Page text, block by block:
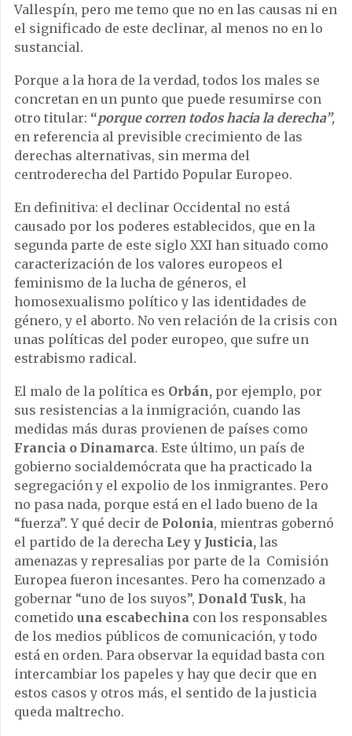
Vallespín, pero me temo que no en las causas ni en
el significado de este declinar, al menos no en lo
sustancial.
Porque a la hora de la verdad, todos los males se
concretan en un punto que puede resumirse con
otro titular: “porque corren todos hacia la derecha”,
en referencia al previsible crecimiento de las
derechas alternativas, sin merma del
centroderecha del Partido Popular Europeo.
En definitiva: el declinar Occidental no está
causado por los poderes establecidos, que en la
segunda parte de este siglo XXI han situado como
caracterización de los valores europeos el
feminismo de la lucha de géneros, el
homosexualismo político y las identidades de
género, y el aborto. No ven relación de la crisis con
unas políticas del poder europeo, que sufre un
estrabismo radical.
El malo de la política es Orbán, por ejemplo, por
sus resistencias a la inmigración, cuando las
medidas más duras provienen de países como
Francia o Dinamarca. Este último, un país de
gobierno socialdemócrata que ha practicado la
segregación y el expolio de los inmigrantes. Pero
no pasa nada, porque está en el lado bueno de la
“fuerza”. Y qué decir de Polonia, mientras gobernó
el partido de la derecha Ley y Justicia, las
amenazas y represalias por parte de la Comisión
Europea fueron incesantes. Pero ha comenzado a
gobernar “uno de los suyos”, Donald Tusk, ha
cometido una escabechina con los responsables
de los medios públicos de comunicación, y todo
está en orden. Para observar la equidad basta con
intercambiar los papeles y hay que decir que en
estos casos y otros más, el sentido de la justicia
queda maltrecho.